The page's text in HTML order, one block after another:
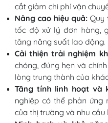
cắt giảm chi phí vận
Nâng cao hiệu quả: Quy
tốc độ xử lý đơn hàng,
tăng năng suất lao động.
Cải thiện trải nghiệm
chóng, đúng hẹn và
lòng trung thành của
Tăng tính linh hoạt và
nghiệp có thể phản ứng
của thị trường và nhu cầu